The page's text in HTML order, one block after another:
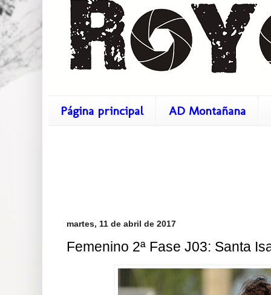
Página principal AD Montañana
martes, 11 de abril de 2017
Femenino 2ª Fase J03: Santa